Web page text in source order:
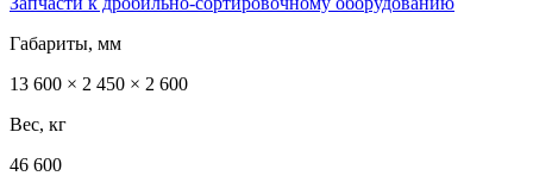
Габариты, мм
13 600 × 2 450 × 2 600
Вес, кг
46 600